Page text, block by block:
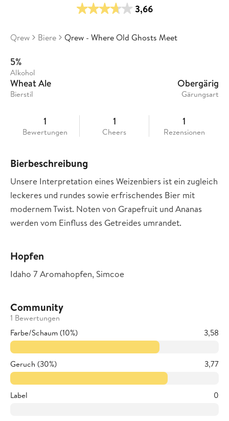
3,66
Qrew Biere Qrew - Where Old Ghosts Meet
5%
Alkohol
Wheat Ale
Bierstil
Obergärig
Gärungsart
1
Bewertungen
1
Cheers
1
Rezensionen
Bierbeschreibung
Unsere Interpretation eines Weizenbiers ist ein zugleich
leckeres und rundes sowie erfrischendes Bier mit
modernem Twist. Noten von Grapefruit und Ananas
werden vom Einfluss des Getreides umrandet.
Hopfen
Idaho 7 Aromahopfen, Simcoe
Community
1 Bewertungen
Farbe/Schaum (10%)
3,58
Geruch (30%) 3,77
Label 0